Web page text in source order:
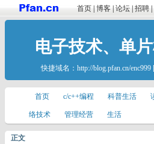
首页 博客 论坛 招聘
电子技术、单
快捷域名： http://blog.pfan.cn/enc999
首页 c/c++编程 科普生活
络技术 管理经营 生活
正文